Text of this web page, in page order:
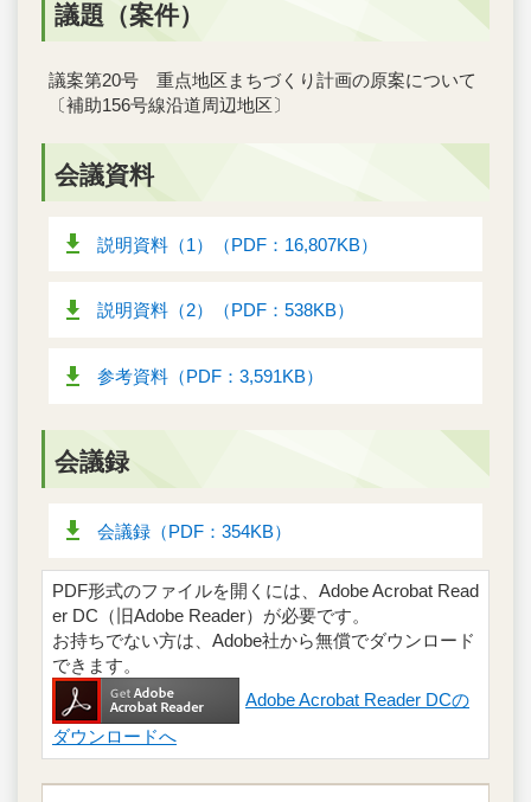
議題（案件）
議案第20号 重点地区まちづくり計画の原案について
〔補助156号線沿道周辺地区〕
会議資料
説明資料（1）（PDF：16,807KB）
説明資料（2）（PDF：538KB）
参考資料（PDF：3,591KB）
会議録
会議録（PDF：354KB）
PDF形式のファイルを開くには、Adobe Acrobat Read
er DC（旧Adobe Reader）が必要です。
お持ちでない方は、Adobe社から無償でダウンロード
できます。
Adobe Acrobat Reader DCの
ダウンロードへ